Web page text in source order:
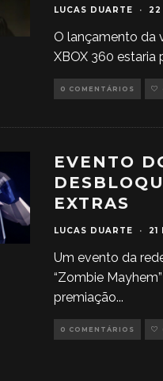
LUCAS DUARTE · 22
O lançamento da
XBOX 360 estaria
0 COMENTÁRIOS
EVENTO
EXTRAS
LUCAS DUARTE · 21
Um evento da
“Zombie
premiação...
0 COMENTÁRIOS